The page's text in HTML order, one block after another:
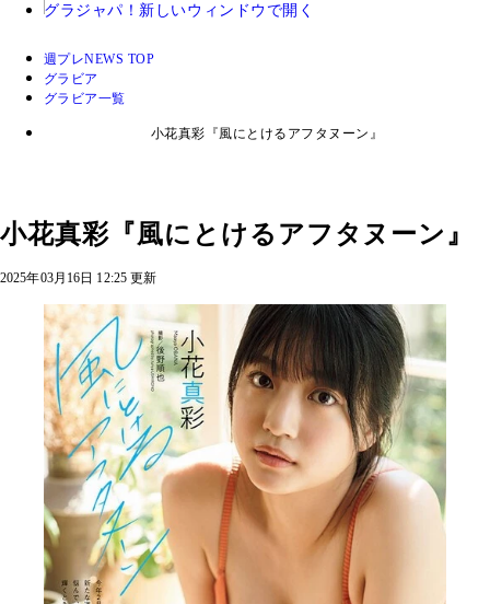
グラジャパ！ 新しいウィンドウで開く
週プレNEWS TOP
グラビア
グラビア一覧
小花真彩『風にとけるアフタヌーン』
小花真彩『風にとけるアフタヌーン』
2025年03月16日 12:25 更新